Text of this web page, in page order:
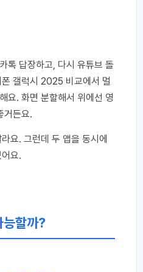
톡 답장하고, 다시 유튜브 돌
갤럭시 2025 비교에서 멀
요. 화면 분할해서 위에선 영
거든요.
요. 그런데 두 앱을 동시에
요.
능할까?